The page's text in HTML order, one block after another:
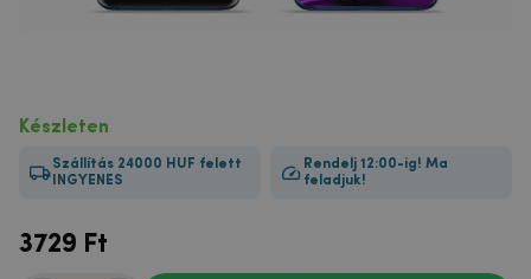
Készleten
Szállítás 24000 HUF felett
INGYENES
Rendelj 12:00-ig! Ma
feladjuk!
3729 Ft